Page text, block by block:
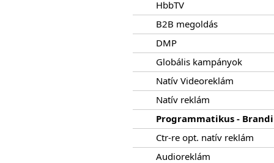
HbbTV
B2B megoldás
DMP
Globális kampányok
Natív Videoreklám
Natív reklám
Programmatikus -
Ctr-re opt. natív reklám
Audioreklám